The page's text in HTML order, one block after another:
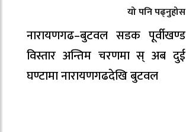
यो पनि पढ्नुहोस
नारायणगढ–बुटवल सडक पूर्वीखण्ड
विस्तार अन्तिम चरणमा स् अब दुई
घण्टामा नारायणगढदेखि बुटवल